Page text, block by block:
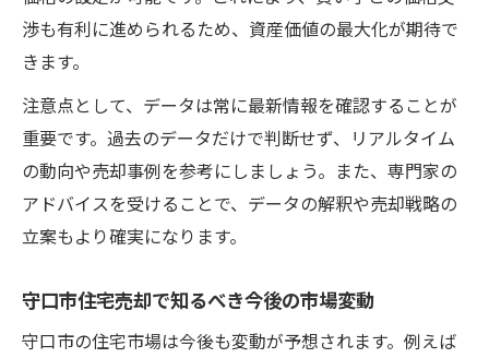
渉も有利に進められるため、資産価値の最大化が期待で
きます。
注意点として、データは常に最新情報を確認することが
重要です。過去のデータだけで判断せず、リアルタイム
の動向や売却事例を参考にしましょう。また、専門家の
アドバイスを受けることで、データの解釈や売却戦略の
立案もより確実になります。
守口市住宅売却で知るべき今後の市場変動
守口市の住宅市場は今後も変動が予想されます。例えば